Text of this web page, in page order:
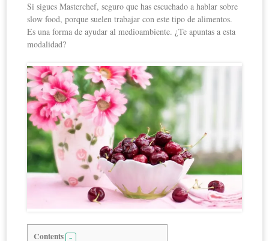
Si sigues Masterchef, seguro que has escuchado a hablar sobre
slow food, porque suelen trabajar con este tipo de alimentos.
Es una forma de ayudar al medioambiente. ¿Te apuntas a esta
modalidad?
Contents